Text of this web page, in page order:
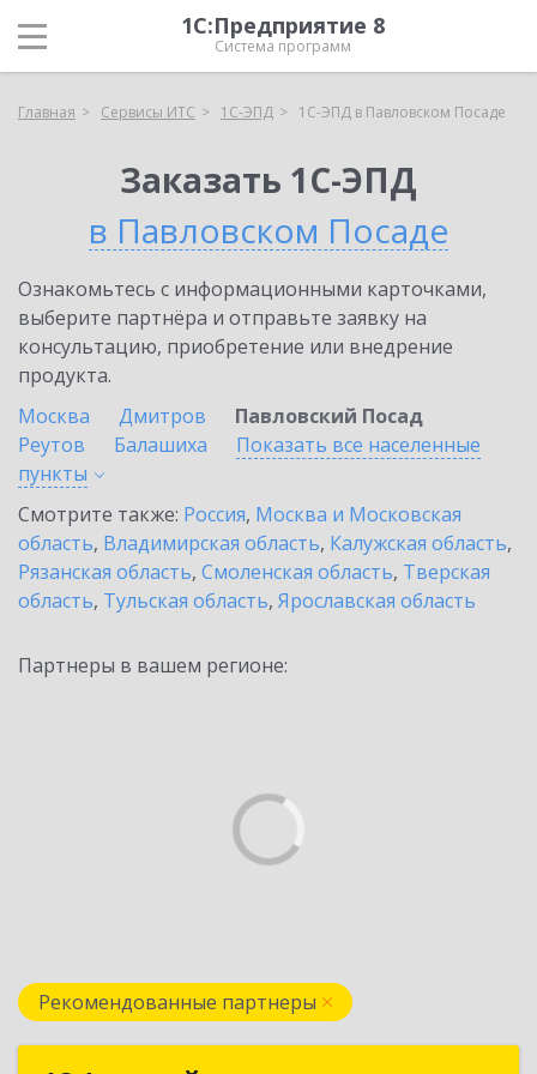
1С:Предприятие 8
Система программ
Главная Сервисы ИТС 1С-ЭПД 1С-ЭПД в Павловском Посаде
Заказать 1С-ЭПД
в Павловском Посаде
Ознакомьтесь с информационными карточками,
выберите партнёра и отправьте заявку на
консультацию, приобретение или внедрение
продукта.
Москва
Дмитров
Павловский Посад
Реутов
Балашиха
Показать все населенные
пункты
Смотрите также: Россия, Москва и Московская
область, Владимирская область, Калужская область,
Рязанская область, Смоленская область, Тверская
область, Тульская область, Ярославская область
Партнеры в вашем регионе:
Рекомендованные партнеры